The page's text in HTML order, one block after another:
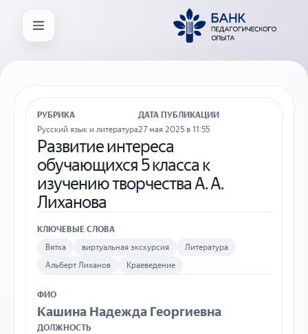
ФИО
Кашина Надежда Георгиевна
ДОЛЖНОСТЬ
РУБРИКА
Русский язык и литература
ДАТА ПУБЛИКАЦИИ
27 мая 2025 в 11:55
Развитие интереса
обучающихся 5 класса к
изучению творчества А. А.
Лиханова
КЛЮЧЕВЫЕ СЛОВА
Вятка
виртуальная экскурсия
Литература
Альберт Лиханов
Краеведение